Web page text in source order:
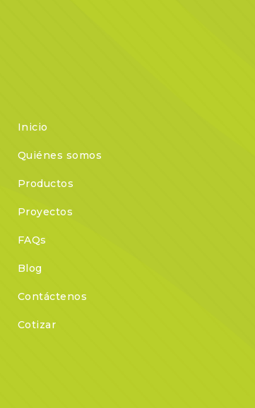
Inicio
Quiénes somos
Productos
Proyectos
FAQs
Blog
Contáctenos
Cotizar